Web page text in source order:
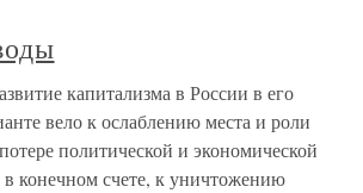
капитализма в России в его
вело к ослаблению места и роли
политической и экономической
в конечном счете, к уничтожению